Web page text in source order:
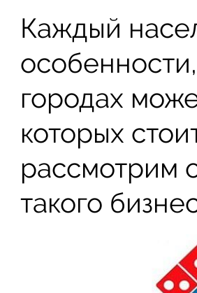
Каждый
городах
которых
рассмотрим
такого